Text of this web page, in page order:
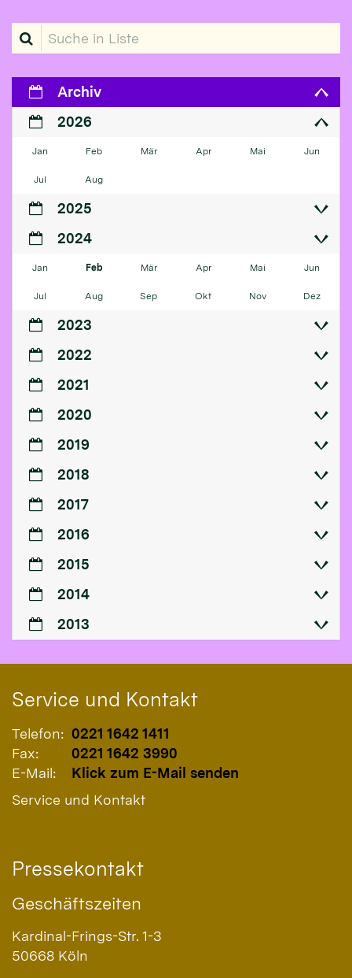
Suche in Liste
Archiv
2026
Jan Feb Mär Apr Mai Jun
Jul Aug
2025
2024
Jan Feb Mär Apr Mai Jun
Jul Aug Sep Okt Nov Dez
2023
2022
2021
2020
2019
2018
2017
2016
2015
2014
2013
Service und Kontakt
Telefon: 0221 1642 1411
Fax:
0221 1642 3990
E-Mail:
Klick zum E-Mail senden
Service und Kontakt
Pressekontakt
Geschäftszeiten
Kardinal-Frings-Str. 1-3
50668 Köln